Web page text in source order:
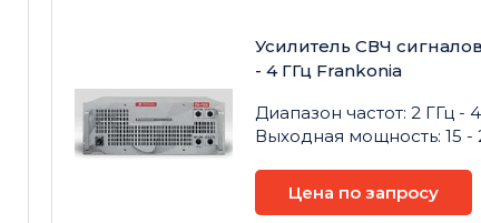
Усилитель СВЧ
- 4 ГГц Frankonia
Диапазон частот: 2 ГГц -
Выходная мощность: 15 -
Цена по запросу